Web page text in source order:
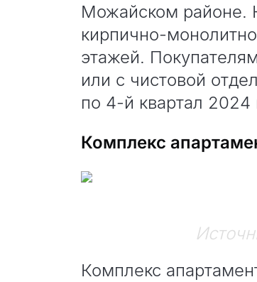
Можайском районе.
кирпично-
этажей.
или с чистовой
по 4-й квартал 2024
Комплекс
Комплекс